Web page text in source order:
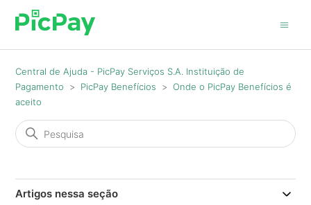
Central de Ajuda - PicPay Serviços S.A. Instituição de
Pagamento
PicPay Benefícios
Onde o PicPay Benefícios é
aceito
Artigos nessa seção